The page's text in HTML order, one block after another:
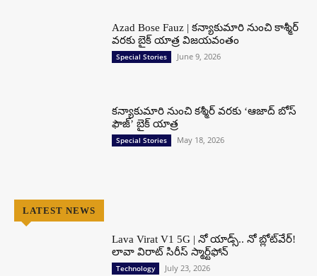
Azad Bose Fauz | కన్యాకుమారి నుంచి కాశ్మీర్
వరకు బైక్ యాత్ర విజయవంతం
Special Stories June 9, 2026
కన్యాకుమారి నుంచి కశ్మీర్ వరకు ‘ఆజాద్ బోస్
ఫౌజ్’ బైక్ యాత్ర
Special Stories May 18, 2026
LATEST NEWS
Lava Virat V1 5G | నో యాడ్స్.. నో బ్లోట్‌వేర్!
లావా విరాట్ సిరీస్ స్మార్ట్‌ఫోన్​
Technology July 23, 2026